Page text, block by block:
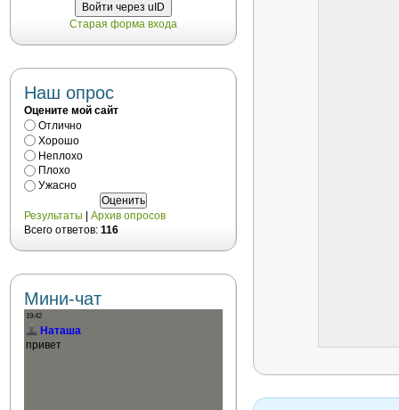
Войти через uID
Старая форма входа
Наш опрос
Оцените мой сайт
Отлично
Хорошо
Неплохо
Плохо
Ужасно
Результаты
Архив опросов
Всего ответов: 116
Мини-чат